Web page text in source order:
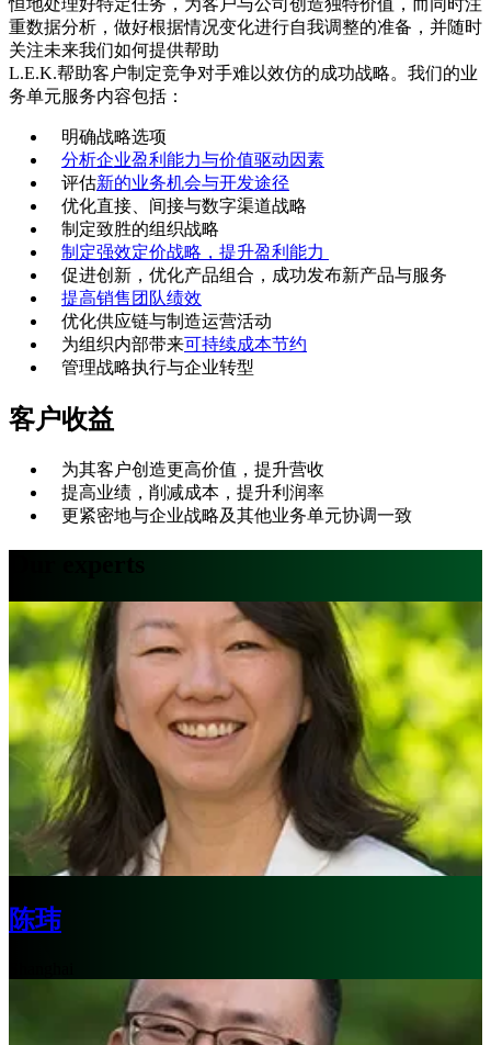
恒地处理好特定任务，为客户与公司创造独特价值，而同时注
重数据分析，做好根据情况变化进行自我调整的准备，并随时
关注未来我们如何提供帮助
L.E.K.帮助客户制定竞争对手难以效仿的成功战略。我们的业
务单元服务内容包括：
明确战略选项
分析企业盈利能力与价值驱动因素
评估新的业务机会与开发途径
优化直接、间接与数字渠道战略
制定致胜的组织战略
制定强效定价战略，提升盈利能力
促进创新，优化产品组合，成功发布新产品与服务
提高销售团队绩效
优化供应链与制造运营活动
为组织内部带来可持续成本节约
管理战略执行与企业转型
客户收益
为其客户创造更高价值，提升营收
提高业绩，削减成本，提升利润率
更紧密地与企业战略及其他业务单元协调一致
陈玮